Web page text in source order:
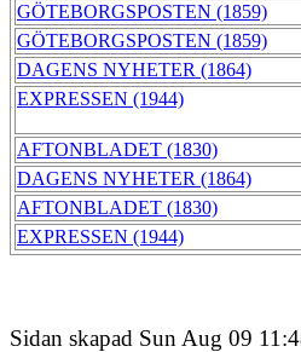
GÖTEBORGSPOSTEN (1859)
GÖTEBORGSPOSTEN (1859)
DAGENS NYHETER (1864)
EXPRESSEN (1944)
AFTONBLADET (1830)
DAGENS NYHETER (1864)
AFTONBLADET (1830)
EXPRESSEN (1944)
Sidan skapad Sun Aug 09